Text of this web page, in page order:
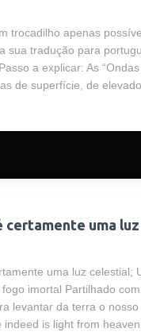
trocadilho apenas
sua tradução para
a explicar: As
de superfície, de
certamente uma luz
uma luz celestial;
imortal Partilhado com
levantar da terra o nosso
indeed is light from